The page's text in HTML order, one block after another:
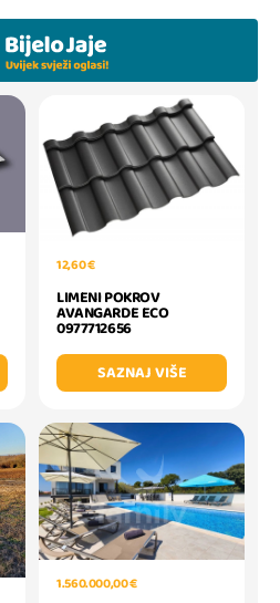
12,60 €
LIMENI POKROV
AVANGARDE ECO
0977712656
SAZNAJ VIŠE
1.560.000,00 €